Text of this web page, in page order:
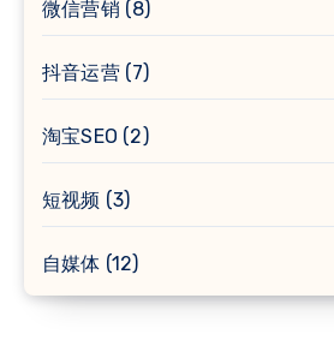
微信营销 (8)
抖音运营(7)
淘宝SEO (2)
短视频 (3)
自媒体 (12)